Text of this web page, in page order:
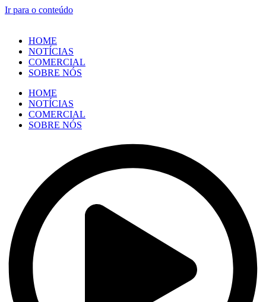
Ir para o conteúdo
HOME
NOTÍCIAS
COMERCIAL
SOBRE NÓS
HOME
NOTÍCIAS
COMERCIAL
SOBRE NÓS